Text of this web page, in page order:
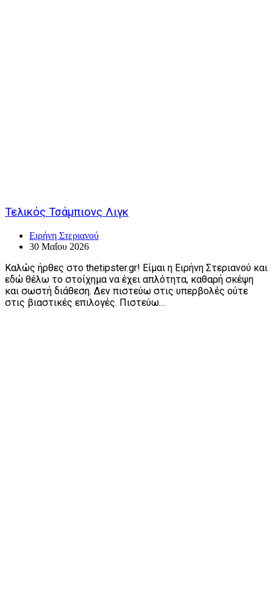
Τελικός Τσάμπιονς Λιγκ
Ειρήνη Στεριανού
30 Μαΐου 2026
Καλώς ήρθες στο thetipster.gr! Είμαι η Ειρήνη Στεριανού και
εδώ θέλω το στοίχημα να έχει απλότητα, καθαρή σκέψη
και σωστή διάθεση. Δεν πιστεύω στις υπερβολές ούτε
στις βιαστικές επιλογές. Πιστεύω…